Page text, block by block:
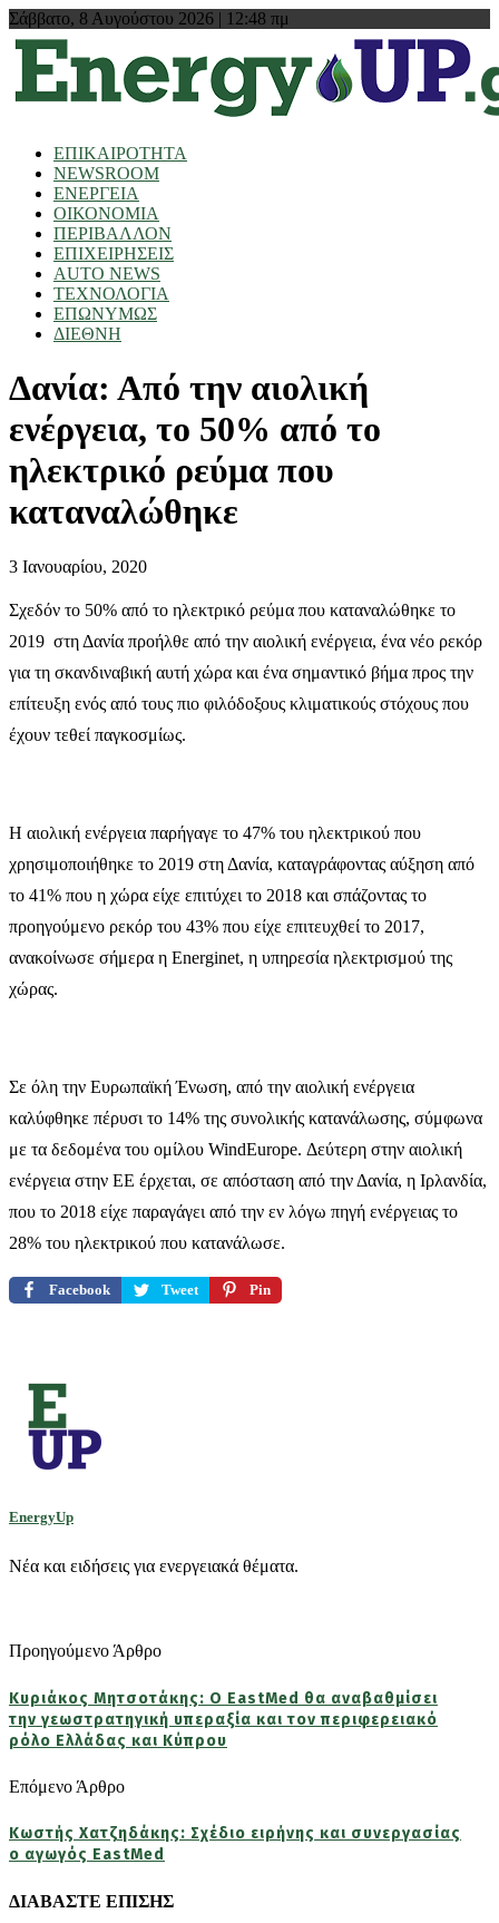
Σάββατο, 8 Αυγούστου 2026 | 12:48 πμ
ΕΠΙΚΑΙΡΟΤΗΤΑ
NEWSROOM
ΕΝΕΡΓΕΙΑ
ΟΙΚΟΝΟΜΙΑ
ΠΕΡΙΒΑΛΛΟΝ
ΕΠΙΧΕΙΡΗΣΕΙΣ
AUTO NEWS
ΤΕΧΝΟΛΟΓΙΑ
ΕΠΩΝΥΜΩΣ
ΔΙΕΘΝΗ
Δανία: Από την αιολική
ενέργεια, το 50% από το
ηλεκτρικό ρεύμα που
καταναλώθηκε
3 Ιανουαρίου, 2020
Σχεδόν το 50% από το ηλεκτρικό ρεύμα που καταναλώθηκε το
2019 στη Δανία προήλθε από την αιολική ενέργεια, ένα νέο ρεκόρ
για τη σκανδιναβική αυτή χώρα και ένα σημαντικό βήμα προς την
επίτευξη ενός από τους πιο φιλόδοξους κλιματικούς στόχους που
έχουν τεθεί παγκοσμίως.
Η αιολική ενέργεια παρήγαγε το 47% του ηλεκτρικού που
χρησιμοποιήθηκε το 2019 στη Δανία, καταγράφοντας αύξηση από
το 41% που η χώρα είχε επιτύχει το 2018 και σπάζοντας το
προηγούμενο ρεκόρ του 43% που είχε επιτευχθεί το 2017,
ανακοίνωσε σήμερα η Energinet, η υπηρεσία ηλεκτρισμού της
χώρας.
Σε όλη την Ευρωπαϊκή Ένωση, από την αιολική ενέργεια
καλύφθηκε πέρυσι το 14% της συνολικής κατανάλωσης, σύμφωνα
με τα δεδομένα του ομίλου WindEurope. Δεύτερη στην αιολική
ενέργεια στην ΕΕ έρχεται, σε απόσταση από την Δανία, η Ιρλανδία,
που το 2018 είχε παραγάγει από την εν λόγω πηγή ενέργειας το
28% του ηλεκτρικού που κατανάλωσε.
Facebook Tweet Pin
EnergyUp
Νέα και ειδήσεις για ενεργειακά θέματα.
Προηγούμενο Άρθρο
Κυριάκος Μητσοτάκης: Ο EastMed θα αναβαθμίσει
την γεωστρατηγική υπεραξία και τον περιφερειακό
ρόλο Ελλάδας και Κύπρου
Επόμενο Άρθρο
Κωστής Χατζηδάκης: Σχέδιο ειρήνης και συνεργασίας
ο αγωγός EastMed
ΔΙΑΒΑΣΤΕ ΕΠΙΣΗΣ